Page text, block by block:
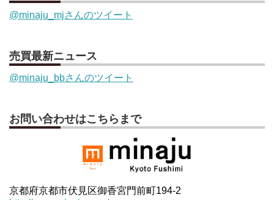
@minaju_mjさんのツイート
売買最新ニュース
@minaju_bbさんのツイート
お問い合わせはこちらまで
京都府京都市伏見区御香宮門前町194-2